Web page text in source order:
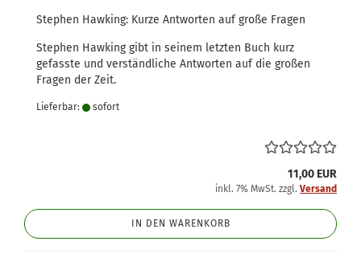
Stephen Hawking: Kurze Antworten auf große Fragen
Stephen Hawking gibt in seinem letzten Buch kurz
gefasste und verständliche Antworten auf die großen
Fragen der Zeit.
Lieferbar: sofort
11,00 EUR
inkl. 7% MwSt. zzgl. Versand
IN DEN WARENKORB